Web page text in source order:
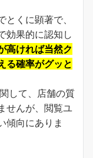
くに顕著で、
効果的に認知し
高ければ当然ク
る確率がグッと
して、店舗の質
せんが、閲覧ユ
傾向にありま